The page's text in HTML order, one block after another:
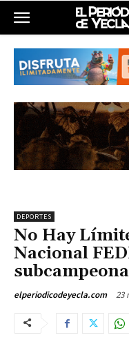
DEPORTES
No Hay
Nacional
elperiodicodeyecla.com 23